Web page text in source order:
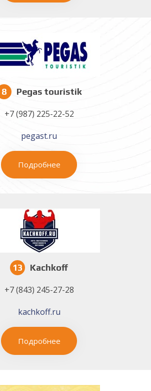
8 Pegas touristik
+7 (987) 225-22-52
pegast.ru
Подробнее
13 Kachkoff
+7 (843) 245-27-28
kachkoff.ru
Подробнее